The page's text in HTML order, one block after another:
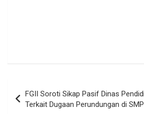
pos
FGII Soroti Sikap Pasif Dinas
Terkait Dugaan Perundungan di